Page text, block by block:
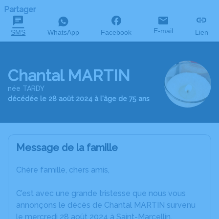
Partager
SMS WhatsApp Facebook E-mail Lien
Chantal MARTIN
née TARDY
décédée le 28 août 2024 à l'âge de 75 ans
Message de la famille
Chère famille, chers amis,
C’est avec une grande tristesse que nous vous
annonçons le décès de Chantal MARTIN survenu
le mercredi 28 août 2024 à Saint-Marcellin.